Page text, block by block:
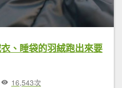
衣、睡袋的羽絨跑出來要
16,543次